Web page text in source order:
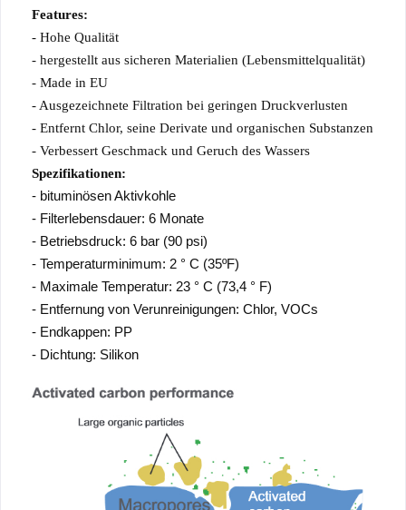
Features:
- Hohe Qualität
- hergestellt aus sicheren Materialien (Lebensmittelqualität)
- Made in EU
- Ausgezeichnete Filtration bei geringen Druckverlusten
- Entfernt Chlor, seine Derivate und organischen Substanzen
- Verbessert Geschmack und Geruch des Wassers
Spezifikationen:
- bituminösen Aktivkohle
- Filterlebensdauer: 6 Monate
- Betriebsdruck: 6 bar (90 psi)
- Temperaturminimum: 2 ° C (35ºF)
- Maximale Temperatur: 23 ° C (73,4 ° F)
- Entfernung von Verunreinigungen: Chlor, VOCs
- Endkappen: PP
- Dichtung: Silikon